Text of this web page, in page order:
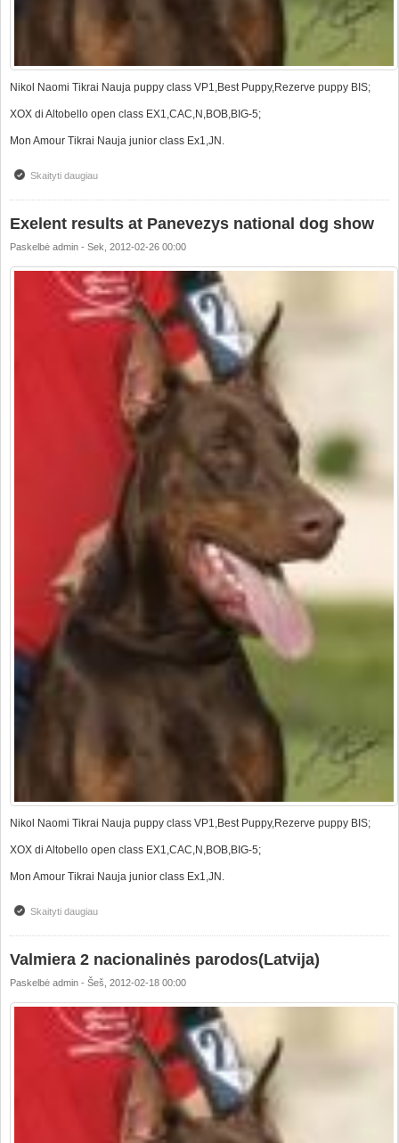
Nikol Naomi Tikrai Nauja puppy class VP1,Best Puppy,Rezerve puppy BIS;
XOX di Altobello open class EX1,CAC,N,BOB,BIG-5;
Mon Amour Tikrai Nauja junior class Ex1,JN.
Skaityti daugiauapie Nacionalinė paroda Panevėžyje
Exelent results at Panevezys national dog show
Paskelbė admin - Sek, 2012-02-26 00:00
Nikol Naomi Tikrai Nauja puppy class VP1,Best Puppy,Rezerve puppy BIS;
XOX di Altobello open class EX1,CAC,N,BOB,BIG-5;
Mon Amour Tikrai Nauja junior class Ex1,JN.
Skaityti daugiauapie Exelent results at Panevezys national dog show
Valmiera 2 nacionalinės parodos(Latvija)
Paskelbė admin - Šeš, 2012-02-18 00:00